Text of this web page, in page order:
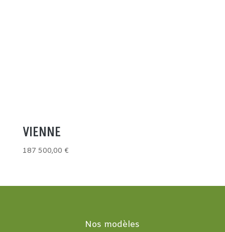
VIENNE
187 500,00 €
Nos modèles